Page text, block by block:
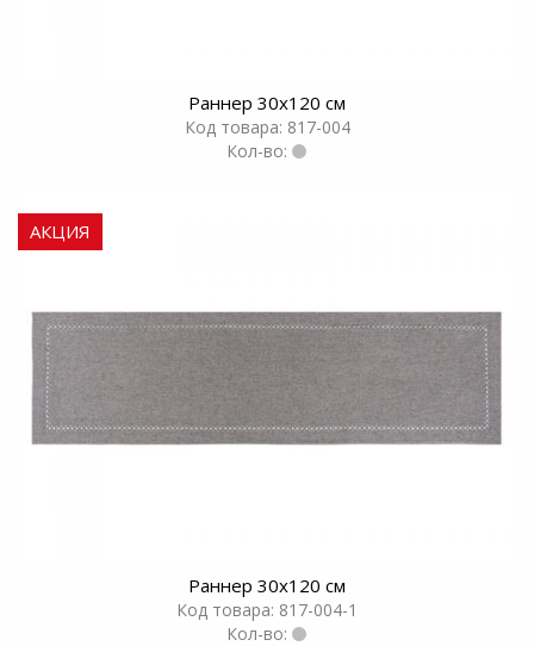
Раннер 30х120 см
Код товара: 817-004
Кол-во:
АКЦИЯ
Раннер 30х120 см
Код товара: 817-004-1
Кол-во: